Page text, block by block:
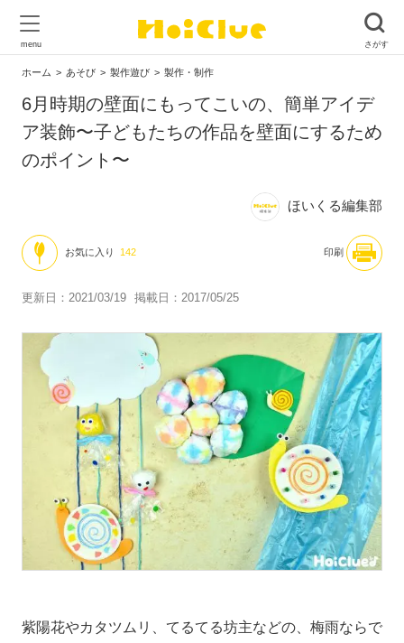
ホーム あそび 製作遊び 製作・制作
6月時期の壁面にもってこいの、簡単アイデ
ア装飾〜子どもたちの作品を壁面にするため
のポイント〜
ほいくる編集部
お気に入り 142 印刷
更新日：2021/03/19 掲載日：2017/05/25
紫陽花やカタツムリ、てるてる坊主などの、梅雨ならで